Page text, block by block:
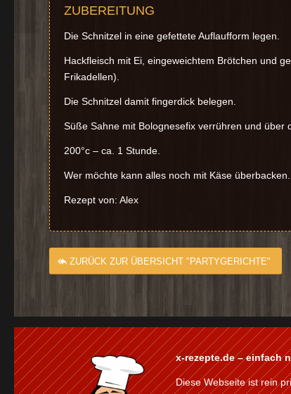
ZUBEREITUNG
Die Schnitzel in eine gefettete Auflaufform legen.
Hackfleisch mit Ei, eingeweichtem Brötchen und
Frikadellen).
Die Schnitzel damit fingerdick belegen.
Süße Sahne mit Bolognesefix verrühren und über
200°c – ca. 1 Stunde.
Wer möchte kann alles noch mit Käse überbacken.
Rezept von: Alex
ZURÜCK ZUR ÜBERSICHT "PARTYGERICHTE"
x-rezepte.de – einfach
Diese Webseite ist rein